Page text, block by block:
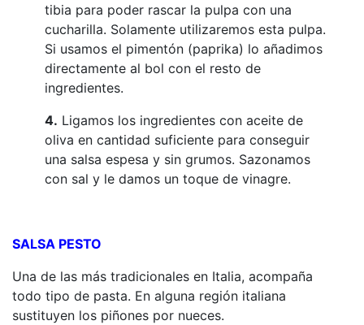
tibia para poder rascar la pulpa con una
cucharilla. Solamente utilizaremos esta pulpa.
Si usamos el pimentón (paprika) lo añadimos
directamente al bol con el resto de
ingredientes.
4. Ligamos los ingredientes con aceite de
oliva en cantidad suficiente para conseguir
una salsa espesa y sin grumos. Sazonamos
con sal y le damos un toque de vinagre.
SALSA PESTO
Una de las más tradicionales en Italia, acompaña
todo tipo de pasta. En alguna región italiana
sustituyen los piñones por nueces.